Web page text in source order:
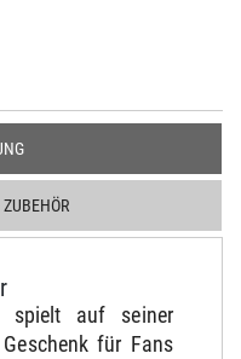
spielt auf seiner
für Fans